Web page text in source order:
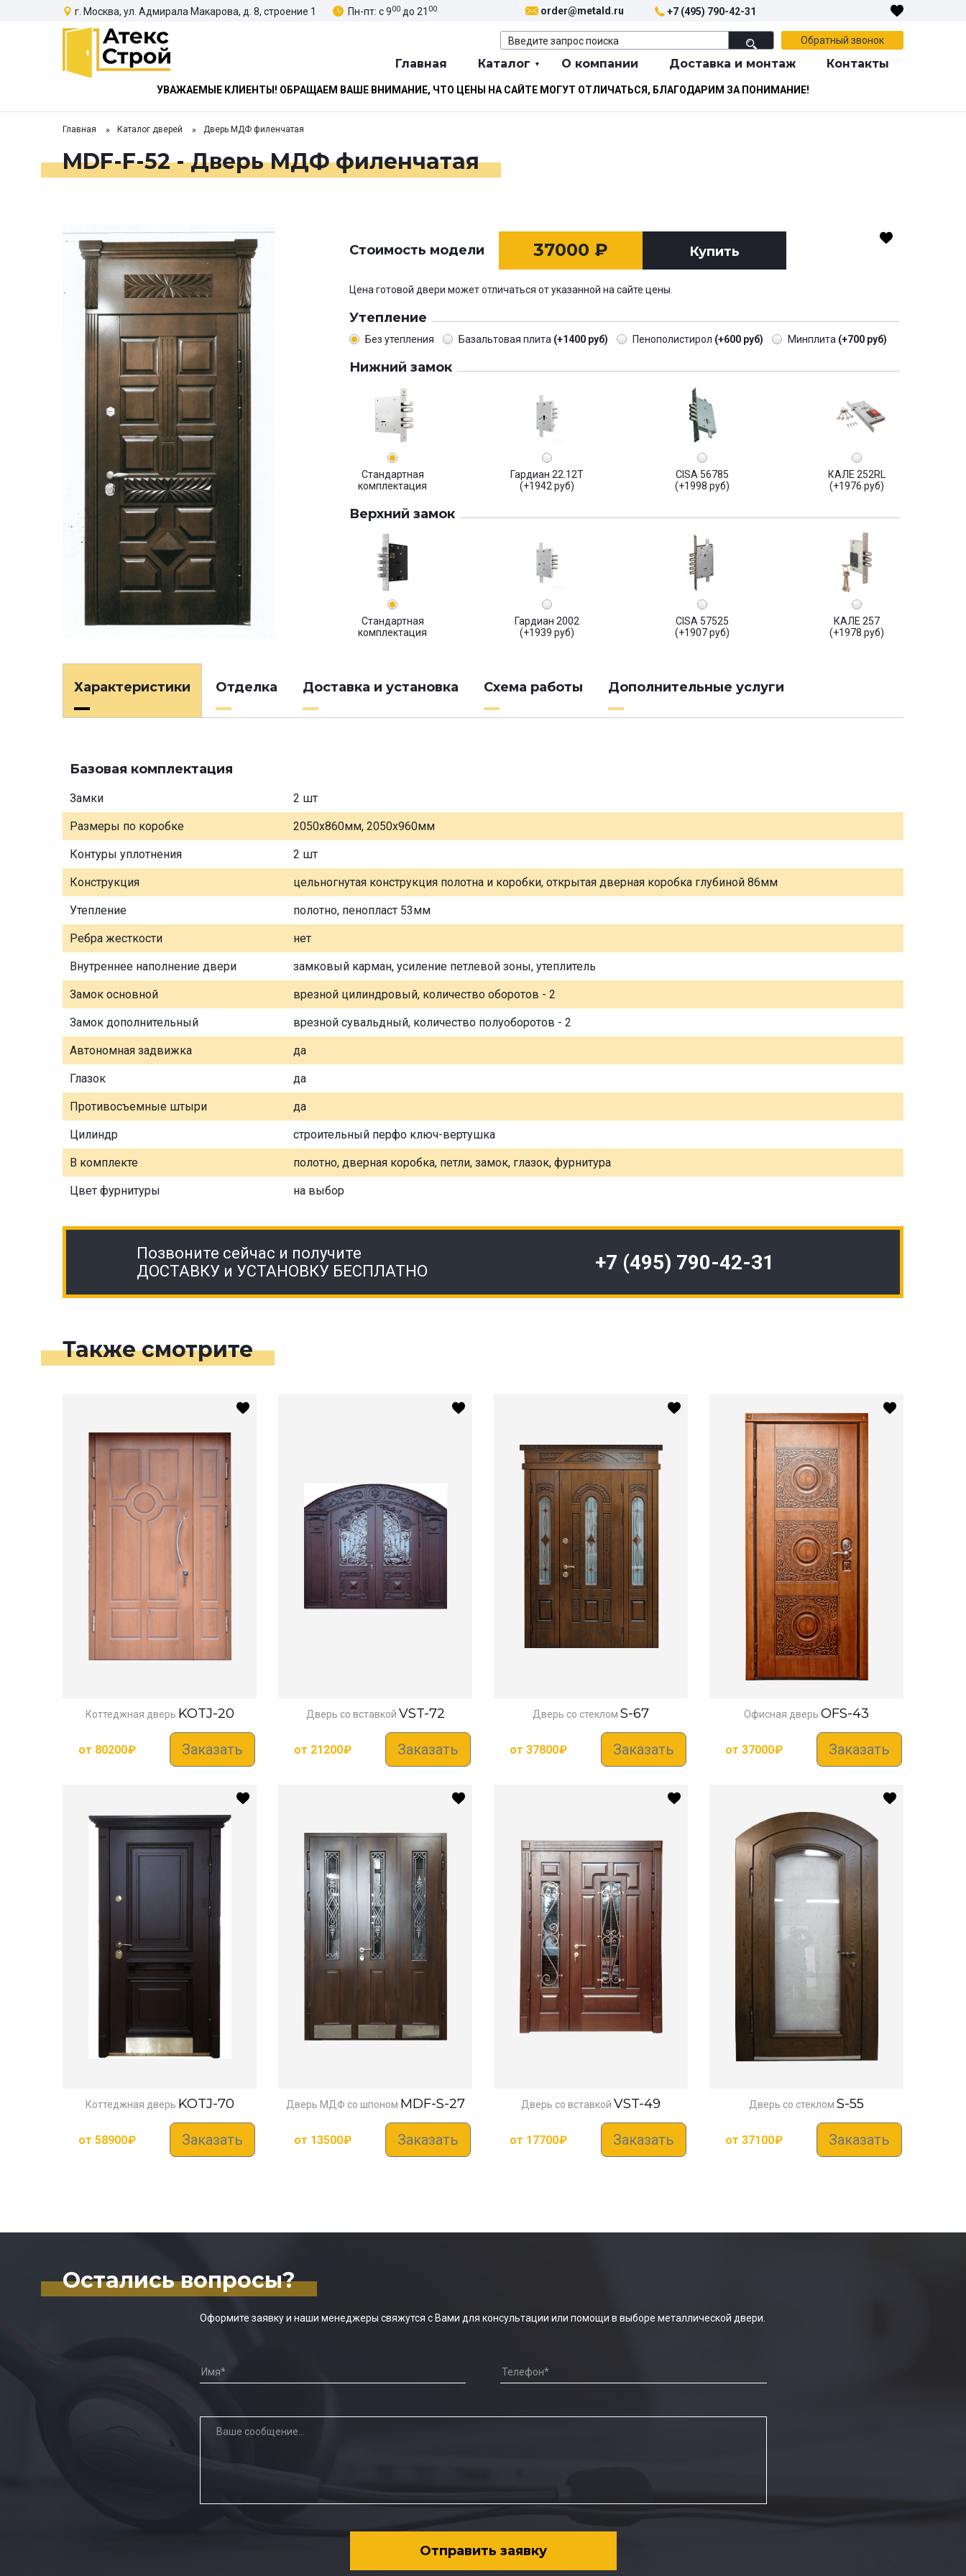
г. Москва, ул. Адмирала Макарова, д. 8, строение 1 Пн-пт: с 900 до 21 00 order@metald.ru +7 (495) 790-42-31
Обратный звонок
Главная Каталог О компании Доставка и монтаж Контакты
УВАЖАЕМЫЕ КЛИЕНТЫ! ОБРАЩАЕМ ВАШЕ ВНИМАНИЕ, ЧТО ЦЕНЫ НА САЙТЕ МОГУТ ОТЛИЧАТЬСЯ, БЛАГОДАРИМ ЗА ПОНИМАНИЕ!
Главная Каталог дверей Дверь МДФ филенчатая
MDF-F-52 - Дверь МДФ филенчатая
Стоимость модели 37000 ₽ Купить
Цена готовой двери может отличаться от указанной на сайте цены.
Утепление
Без утепления Базальтовая плита (+1400 руб) Пенополистирол (+600 руб) Минплита (+700 руб)
Нижний замок
Стандартная
комплектация
Гардиан 22.12Т
(+1942 руб)
CISA 56785
(+1998 руб)
КАЛЕ 252RL
(+1976 руб)
Верхний замок
Стандартная
комплектация
Гардиан 2002
(+1939 руб)
CISA 57525
(+1907 руб)
КАЛЕ 257
(+1978 руб)
Характеристики Отделка Доставка и установка Схема работы Дополнительные услуги
Базовая комплектация
Замки 2 шт
Размеры по коробке 2050х860мм, 2050х960мм
Контуры уплотнения 2 шт
Конструкция цельногнутая конструкция полотна и коробки, открытая дверная коробка глубиной 86мм
Утепление полотно, пенопласт 53мм
Ребра жесткости нет
Внутреннее наполнение двери замковый карман, усиление петлевой зоны, утеплитель
Замок основной врезной цилиндровый, количество оборотов - 2
Замок дополнительный врезной сувальдный, количество полуоборотов - 2
Автономная задвижка да
Глазок да
Противосъемные штыри да
Цилиндр строительный перфо ключ-вертушка
В комплекте полотно, дверная коробка, петли, замок, глазок, фурнитура
Цвет фурнитуры на выбор
Позвоните сейчас и получите
ДОСТАВКУ и УСТАНОВКУ БЕСПЛАТНО
+7 (495) 790-42-31
Также смотрите
Коттеджная дверь KOTJ-20
от 80200₽ Заказать
Дверь со вставкой VST-72
от 21200₽ Заказать
Дверь со стеклом S-67
от 37800₽ Заказать
Офисная дверь OFS-43
от 37000₽ Заказать
Коттеджная дверь KOTJ-70
от 58900₽ Заказать
Дверь МДФ со шпоном MDF-S-27
от 13500₽ Заказать
Дверь со вставкой VST-49
от 17700₽ Заказать
Дверь со стеклом S-55
от 37100₽ Заказать
Остались вопросы?
Оформите заявку и наши менеджеры свяжутся с Вами для консультации или помощи в выборе металлической двери.
Отправить заявку